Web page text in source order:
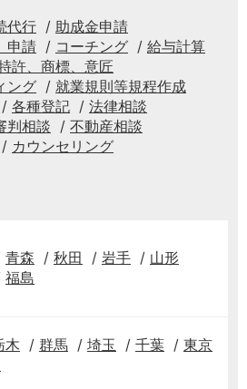
代行
助成金申請
申請
コーチング
給与計算
許、商標、意匠
ング
就業規則等規程作成
各種登記
法律相談
判相談
不動産相談
カウンセリング
青森 秋田 岩手
山形
福島
木 群馬 埼玉 千葉
東京